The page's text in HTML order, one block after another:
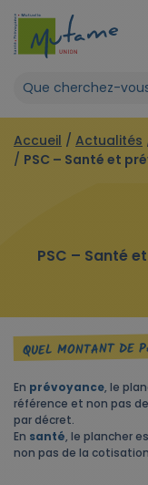
Accueil / Actualités
/ PSC – Santé et
PSC – Santé
QUEL MONTANT DE
En prévoyance, le
référence et non pas
par décret.
En santé, le plancher
non pas de la